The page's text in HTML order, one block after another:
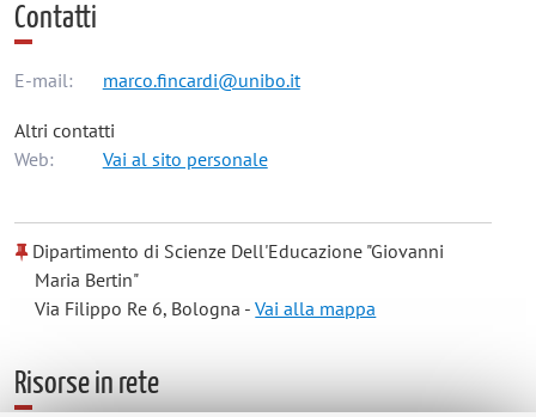
Contatti
E-mail: marco.fincardi@unibo.it
Altri contatti
Web:
Vai al sito personale
Dipartimento di Scienze Dell'Educazione "Giovanni
Maria Bertin"
Via Filippo Re 6, Bologna -Vai alla mappa
Risorse in rete